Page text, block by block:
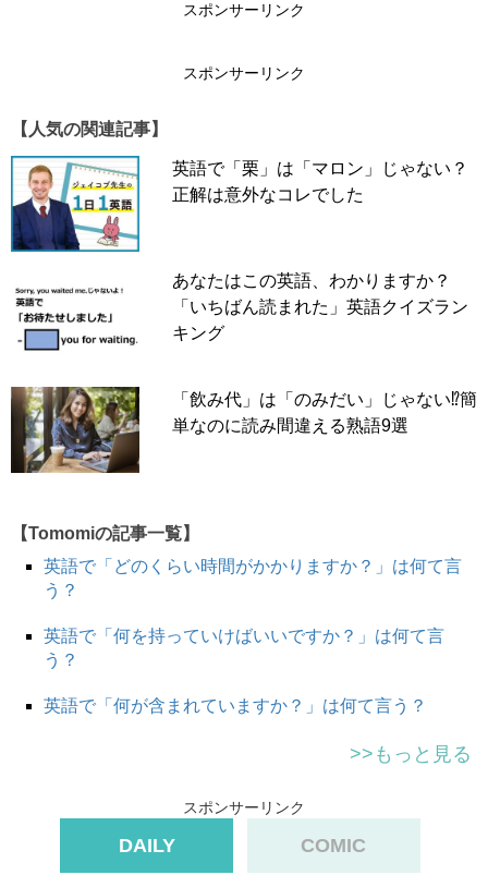
いまや現金やトラベラーズチェックよりも、クレジットカ
ードを持ち歩いている人の方が多いでしょう。
緊急事態だからこそ、状況をすぐに理解してもらえる英語
を使いたいですよね。
My credit card is compromised.
私のクレジットカードが不正利用されています。
するべきことのひとつに、クレジットカード会社への電話
スポンサーリンク
スポンサーリンク
【人気の関連記事】
英語で「栗」は「マロン」じゃない？
正解は意外なコレでした
あなたはこの英語、わかりますか？
「いちばん読まれた」英語クイズラン
キング
「飲み代」は「のみだい」じゃない⁉簡
単なのに読み間違える熟語9選
【Tomomiの記事一覧】
英語で「どのくらい時間がかかりますか？」は何て言
う？
英語で「何を持っていけばいいですか？」は何て言
う？
英語で「何が含まれていますか？」は何て言う？
>>もっと見る
スポンサーリンク
DAILY COMIC